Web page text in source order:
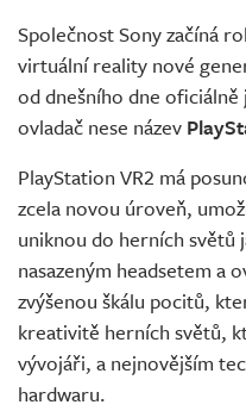
Živě
Společnost Sony začíná
virtuální reality nové
od dnešního dne oficiálně
ovladač nese název
PlayStation VR2 má
zcela novou úroveň,
uniknou do herních světů
nasazeným headsetem a
zvýšenou škálu pocitů,
kreativitě herních světů,
vývojáři, a nejnovějším
hardwaru.